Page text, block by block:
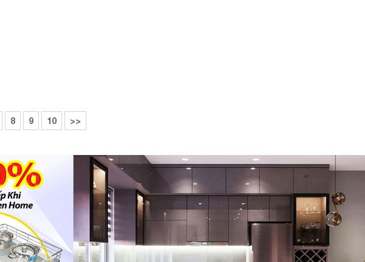
ra một công suất
hút hết các mùi thức
8 9 10 >>